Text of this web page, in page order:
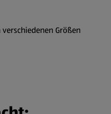
Größen